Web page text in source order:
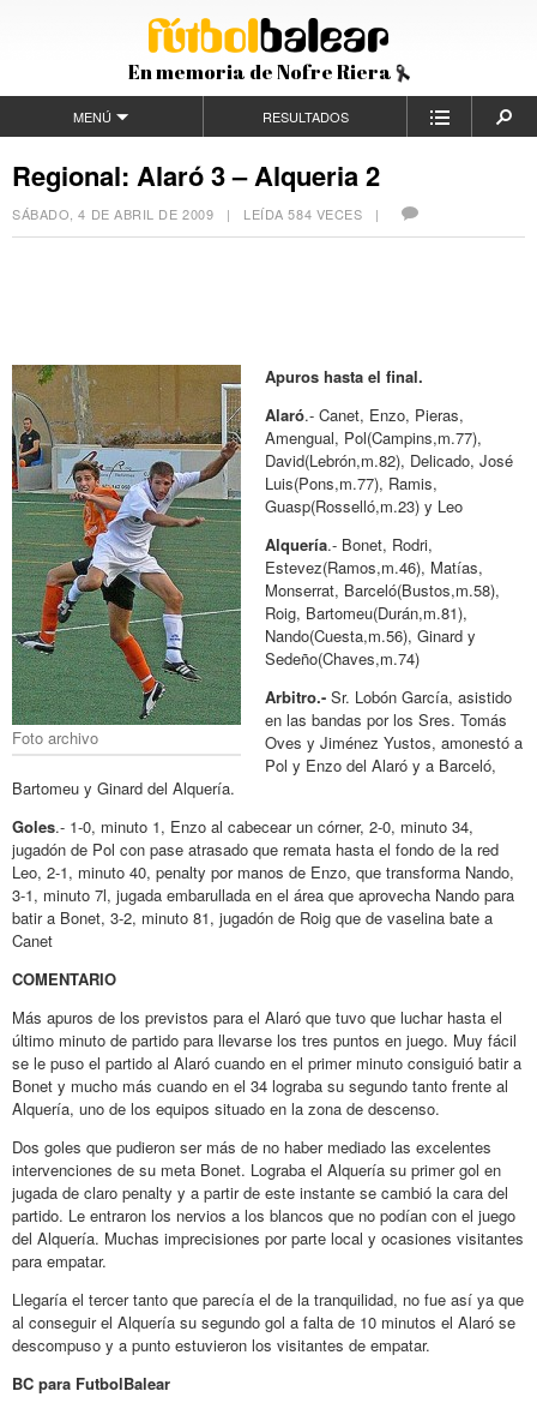
En memoria de Nofre Riera
MENÚ RESULTADOS
Regional: Alaró 3 – Alqueria 2
SÁBADO, 4 DE ABRIL DE 2009 | LEÍDA 584 VECES |
Foto archivo
Apuros hasta el final.
Alaró.- Canet, Enzo, Pieras,
Amengual, Pol(Campins,m.77),
David(Lebrón,m.82), Delicado, José
Luis(Pons,m.77), Ramis,
Guasp(Rosselló,m.23) y Leo
Alquería.- Bonet, Rodri,
Estevez(Ramos,m.46), Matías,
Monserrat, Barceló(Bustos,m.58),
Roig, Bartomeu(Durán,m.81),
Nando(Cuesta,m.56), Ginard y
Sedeño(Chaves,m.74)
Arbitro.- Sr. Lobón García, asistido
en las bandas por los Sres. Tomás
Oves y Jiménez Yustos, amonestó a
Pol y Enzo del Alaró y a Barceló,
Bartomeu y Ginard del Alquería.
Goles.- 1-0, minuto 1, Enzo al cabecear un córner, 2-0, minuto 34,
jugadón de Pol con pase atrasado que remata hasta el fondo de la red
Leo, 2-1, minuto 40, penalty por manos de Enzo, que transforma Nando,
3-1, minuto 7l, jugada embarullada en el área que aprovecha Nando para
batir a Bonet, 3-2, minuto 81, jugadón de Roig que de vaselina bate a
Canet
COMENTARIO
Más apuros de los previstos para el Alaró que tuvo que luchar hasta el
último minuto de partido para llevarse los tres puntos en juego. Muy fácil
se le puso el partido al Alaró cuando en el primer minuto consiguió batir a
Bonet y mucho más cuando en el 34 lograba su segundo tanto frente al
Alquería, uno de los equipos situado en la zona de descenso.
Dos goles que pudieron ser más de no haber mediado las excelentes
intervenciones de su meta Bonet. Lograba el Alquería su primer gol en
jugada de claro penalty y a partir de este instante se cambió la cara del
partido. Le entraron los nervios a los blancos que no podían con el juego
del Alquería. Muchas imprecisiones por parte local y ocasiones visitantes
para empatar.
Llegaría el tercer tanto que parecía el de la tranquilidad, no fue así ya que
al conseguir el Alquería su segundo gol a falta de 10 minutos el Alaró se
descompuso y a punto estuvieron los visitantes de empatar.
BC para FutbolBalear